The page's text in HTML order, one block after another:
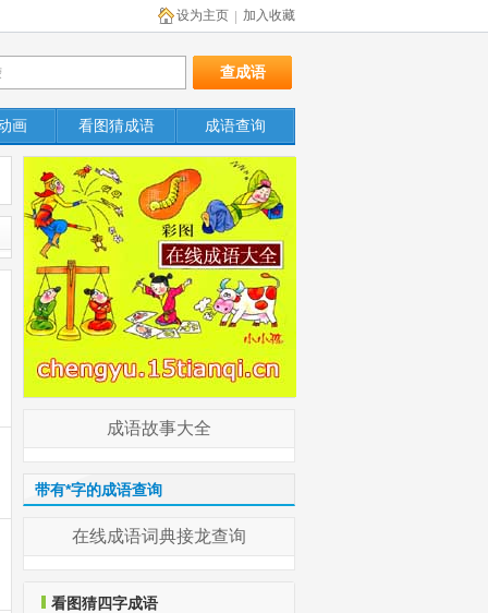
加入收藏
设为主页
画 看图猜成语 成语查询
成语故事大全
带有*字的成语查询
在线成语词典接龙查询
看图猜四字成语